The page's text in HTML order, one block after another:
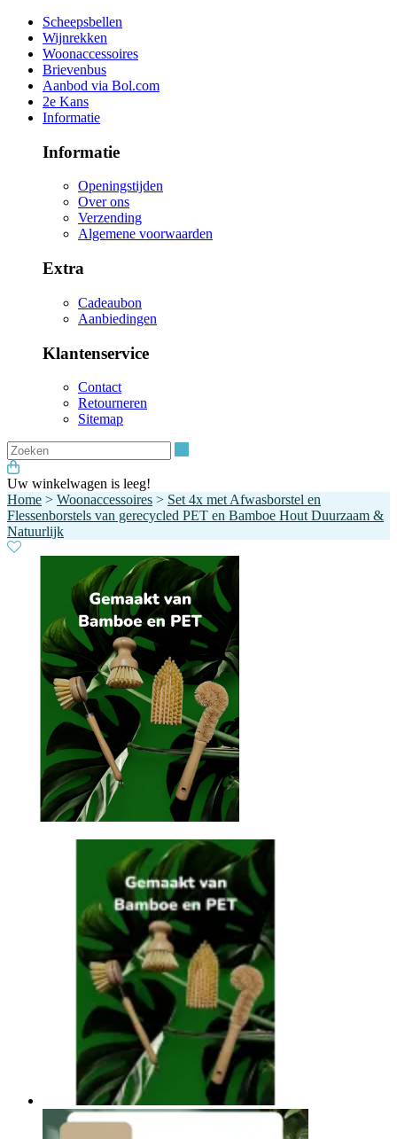
Scheepsbellen
Wijnrekken
Woonaccessoires
Brievenbus
Aanbod via Bol.com
2e Kans
Informatie
Informatie
Openingstijden
Over ons
Verzending
Algemene voorwaarden
Extra
Cadeaubon
Aanbiedingen
Klantenservice
Contact
Retourneren
Sitemap
Uw winkelwagen is leeg!
Home > Woonaccessoires > Set 4x met Afwasborstel en
Flessenborstels van gerecycled PET en Bamboe Hout Duurzaam &
Natuurlijk